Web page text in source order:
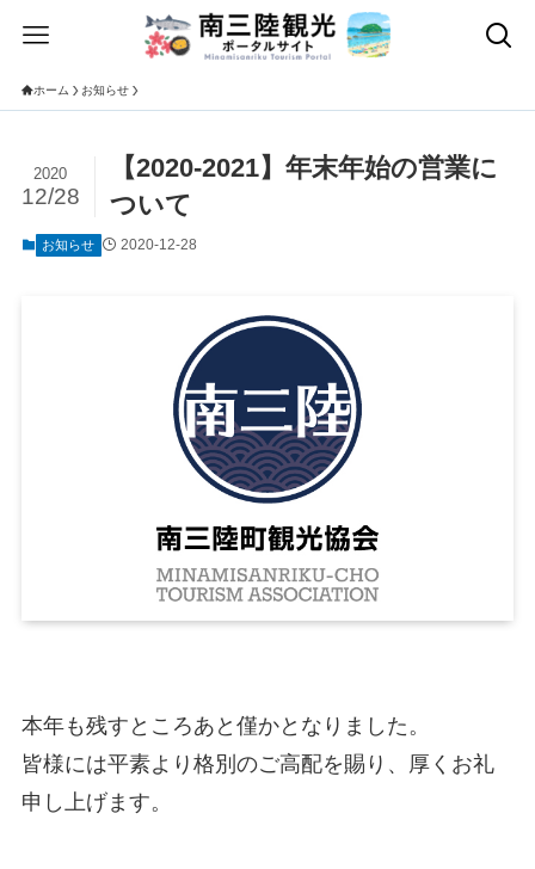
ホーム お知らせ
【2020-2021】年末年始の営業に
ついて
2020
12/28
お知らせ 2020-12-28
本年も残すところあと僅かとなりました。
皆様には平素より格別のご高配を賜り、厚くお礼
申し上げます。